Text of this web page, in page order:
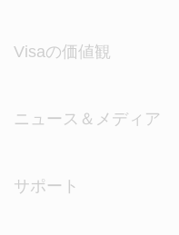
Visaの価値観
ニュース＆メディア
サポート